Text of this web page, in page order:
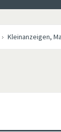
Kleinanzeigen,